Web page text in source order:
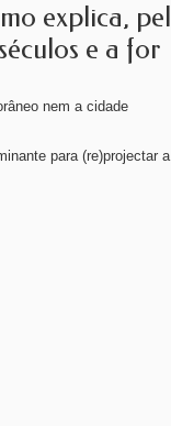
explica, pel
e a for
nem a cidade
para (re)projectar a